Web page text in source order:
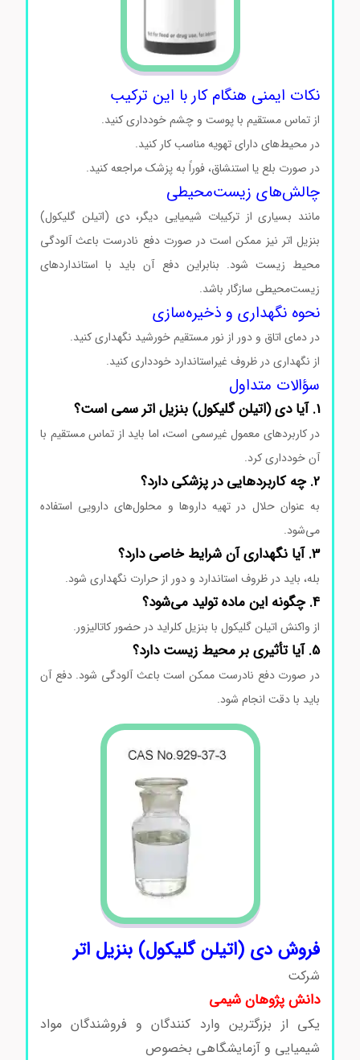
نکات ایمنی هنگام کار با این ترکیب
از تماس مستقیم با پوست و چشم خودداری کنید.
در محیط‌های دارای تهویه مناسب کار کنید.
در صورت بلع یا استنشاق، فوراً به پزشک مراجعه کنید.
چالش‌های زیست‌محیطی
مانند بسیاری از ترکیبات شیمیایی دیگر، دی (اتیلن گلیکول)
بنزیل اتر نیز ممکن است در صورت دفع نادرست باعث آلودگی
محیط زیست شود. بنابراین دفع آن باید با استانداردهای
زیست‌محیطی سازگار باشد.
نحوه نگهداری و ذخیره‌سازی
در دمای اتاق و دور از نور مستقیم خورشید نگهداری کنید.
از نگهداری در ظروف غیراستاندارد خودداری کنید.
سؤالات متداول
در کاربردهای معمول غیرسمی است، اما باید از تماس مستقیم با
آن خودداری کرد.
به عنوان حلال در تهیه داروها و محلول‌های دارویی استفاده
می‌شود.
بله، باید در ظروف استاندارد و دور از حرارت نگهداری شود.
از واکنش اتیلن گلیکول با بنزیل کلراید در حضور کاتالیزور.
در صورت دفع نادرست ممکن است باعث آلودگی شود. دفع آن
باید با دقت انجام شود.قیمت دی (اتیلن گلیکول) بنزیل اتر
فروش دی (اتیلن گلیکول) بنزیل اتر
شرکت
دانش پژوهان شیمی
یکی از بزرگترین وارد کنندگان و فروشندگان مواد
شیمیایی و آزمایشگاهی بخصوص